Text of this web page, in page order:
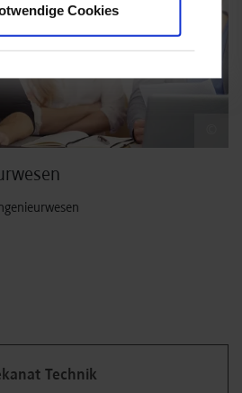
Cookies
Technik